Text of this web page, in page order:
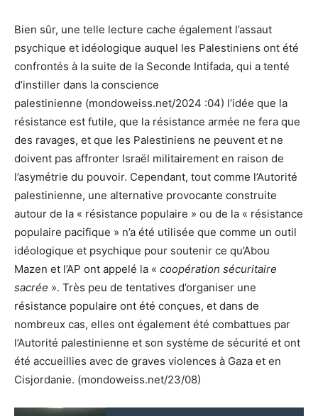
Bien sûr, une telle lecture cache également l’assaut
psychique et idéologique auquel les Palestiniens ont été
confrontés à la suite de la Seconde Intifada, qui a tenté
d’instiller dans la conscience
palestinienne (mondoweiss.net/2024 :04) l’idée que la
résistance est futile, que la résistance armée ne fera que
des ravages, et que les Palestiniens ne peuvent et ne
doivent pas affronter Israël militairement en raison de
l’asymétrie du pouvoir. Cependant, tout comme l’Autorité
palestinienne, une alternative provocante construite
autour de la « résistance populaire » ou de la « résistance
populaire pacifique » n’a été utilisée que comme un outil
idéologique et psychique pour soutenir ce qu’Abou
Mazen et l’AP ont appelé la « coopération sécuritaire
sacrée ». Très peu de tentatives d’organiser une
résistance populaire ont été conçues, et dans de
nombreux cas, elles ont également été combattues par
l’Autorité palestinienne et son système de sécurité et ont
été accueillies avec de graves violences à Gaza et en
Cisjordanie. (mondoweiss.net/23/08)